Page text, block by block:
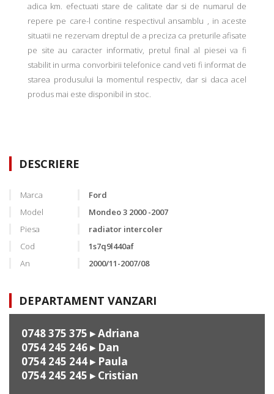
adica km. efectuati stare de calitate dar si de numarul de
repere pe care-l contine respectivul ansamblu , in aceste
situatii ne rezervam dreptul de a preciza ca preturile afisate
pe site au caracter informativ, pretul final al piesei va fi
stabilit in urma convorbirii telefonice cand veti fi informat de
starea produsului la momentul respectiv, dar si daca acel
produs mai este disponibil in stoc.
DESCRIERE
Marca
Ford
Model
Mondeo 3 2000 -2007
Piesa
radiator intercoler
Cod
1s7q9l440af
An
2000/11-2007/08
DEPARTAMENT VANZARI
0748 375 375 ▸ Adriana
0754 245 246▸ Dan
0754 245 244▸ Paula
0754 245 245 ▸ Cristian